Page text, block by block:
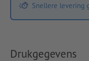
Snellere levering
Drukgegevens